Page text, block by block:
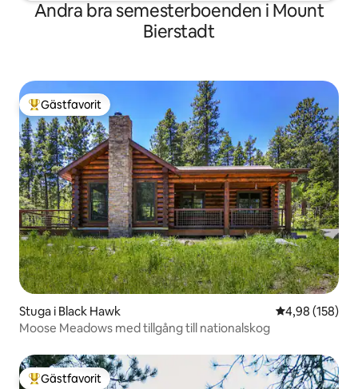
Andra bra semesterboenden i Mount
Bierstadt
Populär gästfavorit
Gästfavorit
Stuga i Black Hawk 4,98 av 5 i
4,98 (158)
Moose Meadows med tillgång till nationalskog
Populär gästfavorit
Gästfavorit